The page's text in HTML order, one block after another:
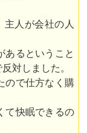
人が会社の人
あるということ
対しました。
ので仕方なく購
て快眠できるの